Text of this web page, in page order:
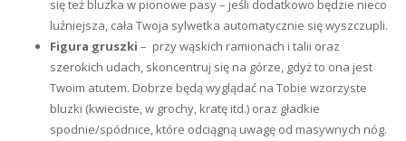
się też bluzka w pionowe pasy – jeśli dodatkowo będzie nieco
luźniejsza, cała Twoja sylwetka automatycznie się wyszczupli.
Figura gruszki – przy wąskich ramionach i talii oraz
szerokich udach, skoncentruj się na górze, gdyż to ona jest
Twoim atutem. Dobrze będą wyglądać na Tobie wzorzyste
bluzki (kwieciste, w grochy, kratę itd.) oraz gładkie
spodnie/spódnice, które odciągną uwagę od masywnych nóg.